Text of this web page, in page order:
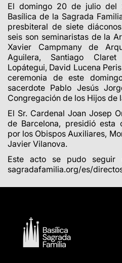
El domingo 20 de julio del
Basílica de la Sagrada
presbiteral de siete
seis son seminaristas de la
Xavier Campmany de
Aguilera, Santiago
Lopátegui, David Lucena
ceremonia de este
sacerdote Pablo Jesús
Congregación de los Hijos de
El Sr. Cardenal Joan Josep
de Barcelona, presidió esta
por los Obispos Auxiliares,
Javier Vilanova.
Este acto se pudo
sagradafamilia.org/es/